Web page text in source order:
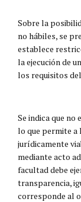
Sobre la
no hábiles, se
establece
la ejecución de
los requisitos
Se indica que no
lo que permite a
jurídicamente
mediante acto
facultad debe
transparencia,
corresponde al